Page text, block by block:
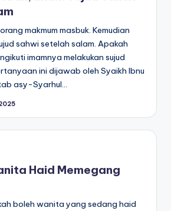
makmum masbuk. Kemudian
sahwi setelah salam. Apakah
imamnya melakukan sujud
ini dijawab oleh Syaikh Ibnu
asy-Syarhul…
Haid Memegang
boleh wanita yang sedang haid